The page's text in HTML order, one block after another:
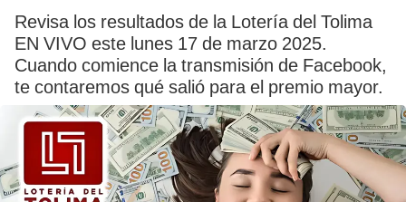
Revisa los resultados de la Lotería del Tolima
EN VIVO este lunes 17 de marzo 2025.
Cuando comience la transmisión de Facebook,
te contaremos qué salió para el premio mayor.